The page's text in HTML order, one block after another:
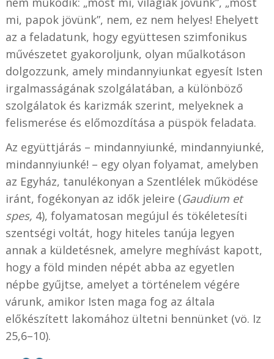
mi, papok jövünk”, nem, ez nem helyes! Ehelyett
az a feladatunk, hogy együttesen szimfonikus
művészetet gyakoroljunk, olyan műalkotáson
dolgozzunk, amely mindannyiunkat egyesít Isten
irgalmasságának szolgálatában, a különböző
szolgálatok és karizmák szerint, melyeknek a
felismerése és előmozdítása a püspök feladata.
Az együttjárás – mindannyiunké, mindannyiunké,
mindannyiunké! – egy olyan folyamat, amelyben
az Egyház, tanulékonyan a Szentlélek működése
iránt, fogékonyan az idők jeleire (Gaudium et
spes, 4), folyamatosan megújul és tökéletesíti
szentségi voltát, hogy hiteles tanúja legyen
annak a küldetésnek, amelyre meghívást kapott,
hogy a föld minden népét abba az egyetlen
népbe gyűjtse, amelyet a történelem végére
várunk, amikor Isten maga fog az általa
előkészített lakomához ültetni bennünket (vö. Iz
25,6–10).